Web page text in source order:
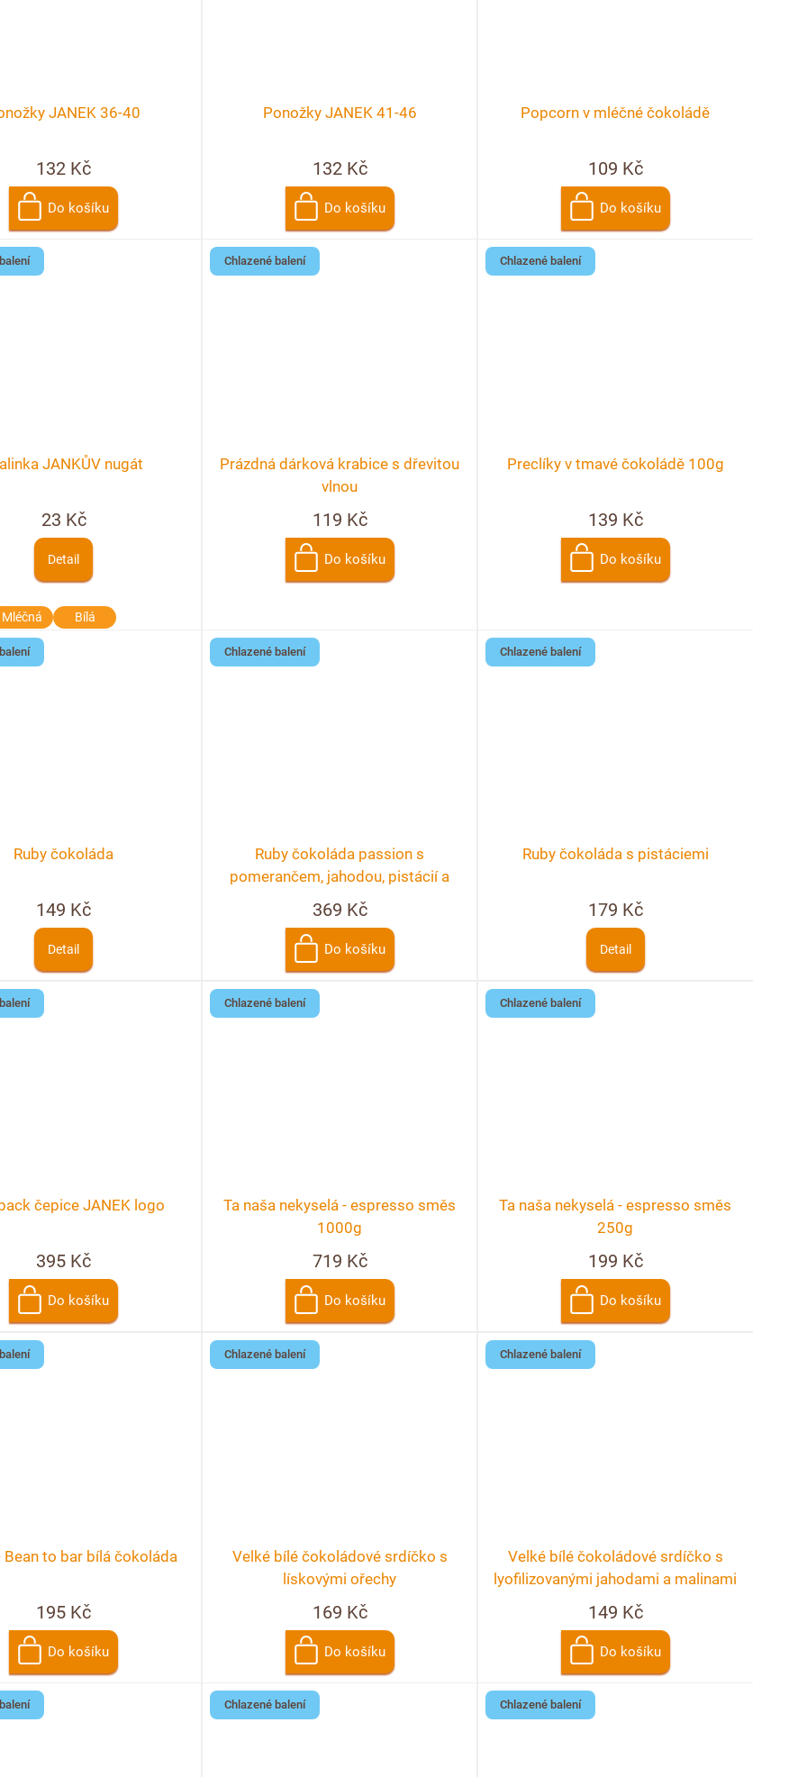
JANEK 36-40
132 Kč
Do košíku
Ponožky JANEK 41-46
132 Kč
Do košíku
Popcorn v mléčné čokoládě
109 Kč
Do košíku
JANKŮV nugát
23 Kč
Detail
Mléčná Bílá
Chlazené balení
Prázdná dárková krabice s dřevitou
vlnou
119 Kč
Do košíku
Chlazené balení
Preclíky v tmavé čokoládě 100g
139 Kč
Do košíku
Ruby čokoláda
149 Kč
Detail
Chlazené balení
Ruby čokoláda passion s
pomerančem, jahodou, pistácií a
květem růže
369 Kč
Do košíku
Chlazené balení
Ruby čokoláda s pistáciemi
179 Kč
Detail
čepice JANEK logo
395 Kč
Do košíku
Chlazené balení
Ta naša nekyselá - espresso směs
1000g
719 Kč
Do košíku
Chlazené balení
Ta naša nekyselá - espresso směs
250g
199 Kč
Do košíku
Bean to bar bílá čokoláda
195 Kč
Do košíku
Chlazené balení
Velké bílé čokoládové srdíčko s
lískovými ořechy
169 Kč
Do košíku
Chlazené balení
Velké bílé čokoládové srdíčko s
lyofilizovanými jahodami a malinami
149 Kč
Do košíku
Chlazené balení Chlazené balení